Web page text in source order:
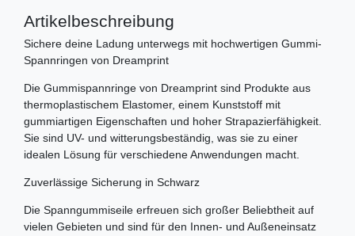
Artikelbeschreibung
Sichere deine Ladung unterwegs mit hochwertigen Gummi-
Spannringen von Dreamprint
Die Gummispannringe von Dreamprint sind Produkte aus
thermoplastischem Elastomer, einem Kunststoff mit
gummiartigen Eigenschaften und hoher Strapazierfähigkeit.
Sie sind UV- und witterungsbeständig, was sie zu einer
idealen Lösung für verschiedene Anwendungen macht.
Zuverlässige Sicherung in Schwarz
Die Spanngummiseile erfreuen sich großer Beliebtheit auf
vielen Gebieten und sind für den Innen- und Außeneinsatz